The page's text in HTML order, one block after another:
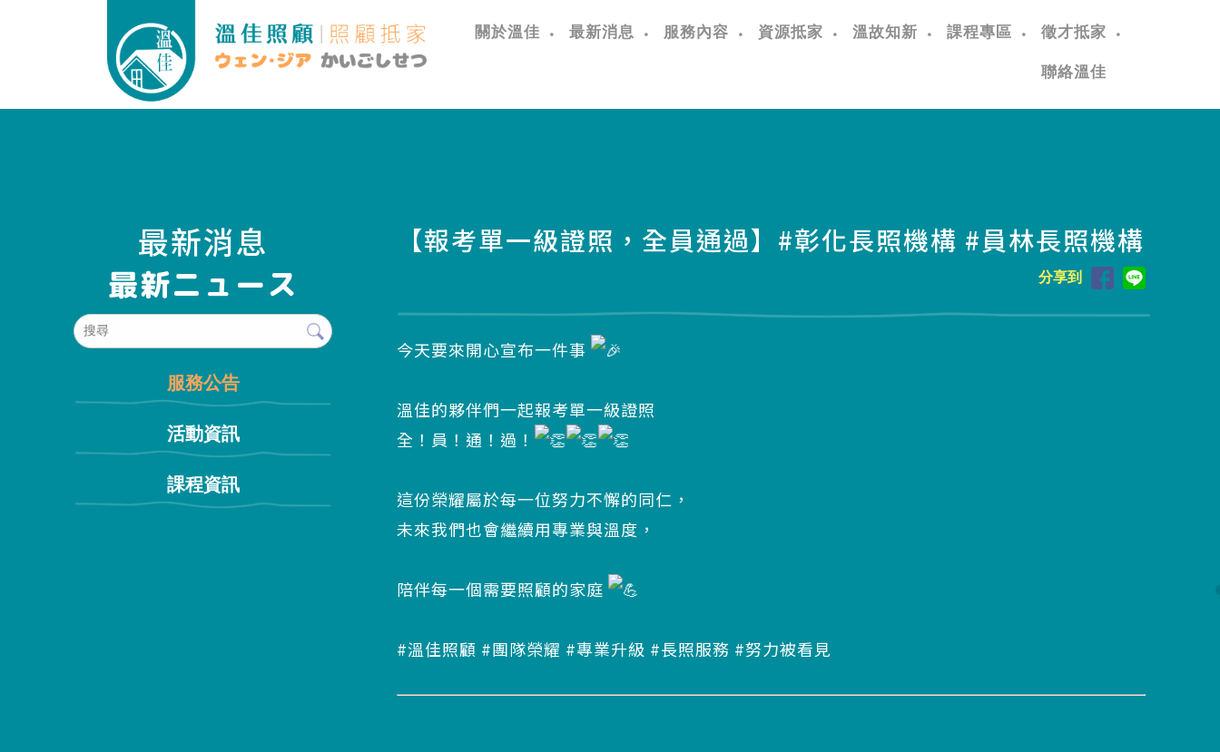
關於溫佳 最新消息 服務內容 資源抵家 溫故知新 課程專區 徵才抵家
聯絡溫佳
最新消息
服務公告
活動資訊
課程資訊
【報考單一級證照，全員通過】#彰化長照機構 #員林長照機構
分享到
今天要來開心宣布一件事
溫佳的夥伴們一起報考單一級證照
全！員！通！過！
這份榮耀屬於每一位努力不懈的同仁，
未來我們也會繼續用專業與溫度，
陪伴每一個需要照顧的家庭
#溫佳照顧 #團隊榮耀 #專業升級 #長照服務 #努力被看見